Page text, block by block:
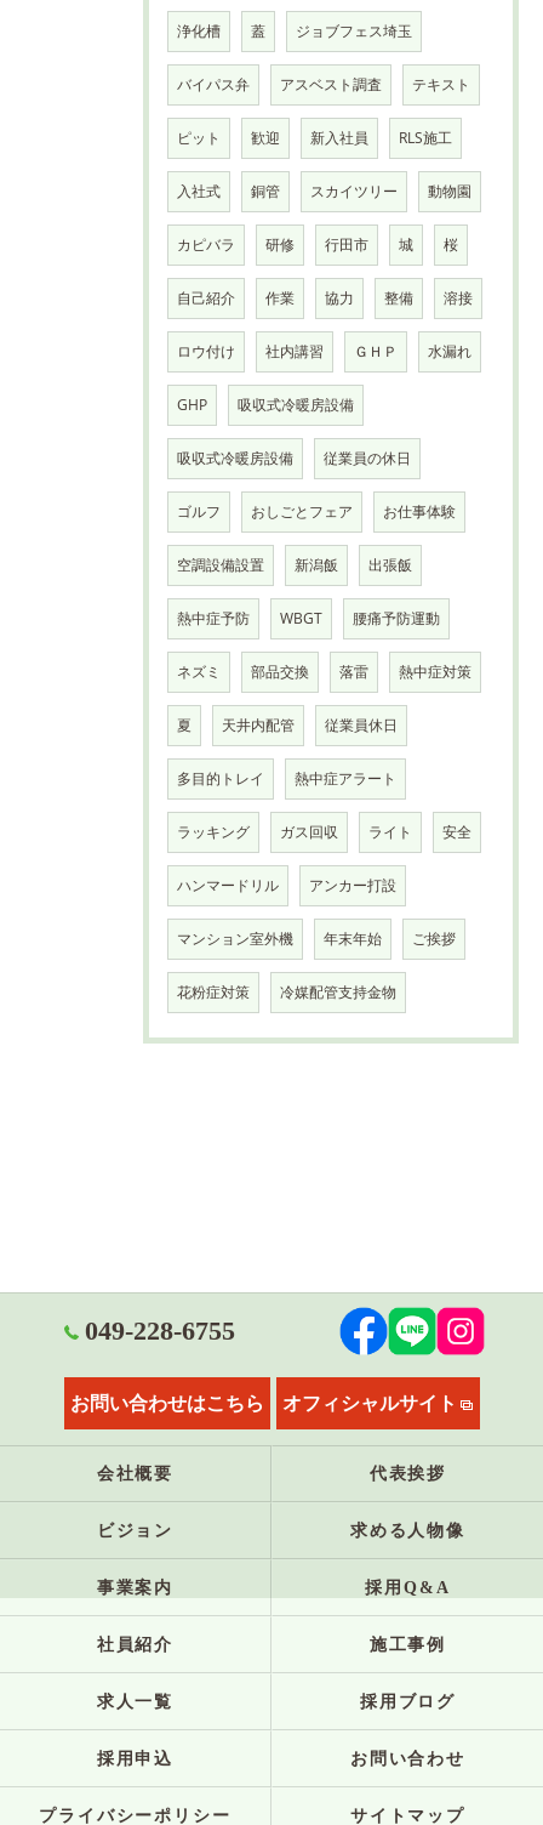
浄化槽 蓋 ジョブフェス埼玉
バイパス弁 アスベスト調査 テキスト
ピット 歓迎 新入社員 RLS施工
入社式 銅管 スカイツリー 動物園
カピバラ 研修 行田市 城 桜
自己紹介 作業 協力 整備 溶接
ロウ付け 社内講習 ＧＨＰ 水漏れ
GHP 吸収式冷暖房設備
吸収式冷暖房設備 従業員の休日
ゴルフ おしごとフェア お仕事体験
空調設備設置 新潟飯 出張飯
熱中症予防 WBGT 腰痛予防運動
ネズミ 部品交換 落雷 熱中症対策
夏 天井内配管 従業員休日
多目的トレイ 熱中症アラート
ラッキング ガス回収 ライト 安全
ハンマードリル アンカー打設
マンション室外機 年末年始 ご挨拶
花粉症対策 冷媒配管支持金物
049-228-6755
お問い合わせはこちら オフィシャルサイト
会社概要 代表挨拶
ビジョン 求める人物像
事業案内 採用Q&A
社員紹介 施工事例
求人一覧 採用ブログ
採用申込 お問い合わせ
プライバシーポリシー サイトマップ